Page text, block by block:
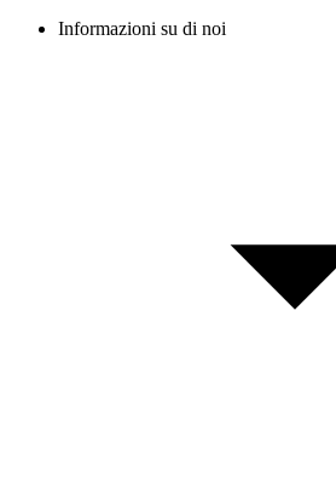
Informazioni su di noi